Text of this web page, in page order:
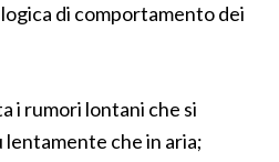
di comportamento dei
i rumori lontani che si
lentamente che in aria;